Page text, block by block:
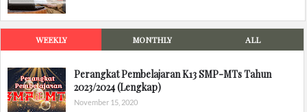
WEEKLY MONTHLY ALL
Perangkat Pembelajaran K13 SMP-MTs Tahun
2023/2024 (Lengkap)
November 15, 2020